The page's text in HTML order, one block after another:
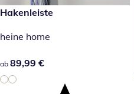
89,99 €
Hakenleiste
heine home
89,99 €
ab 89,99 €